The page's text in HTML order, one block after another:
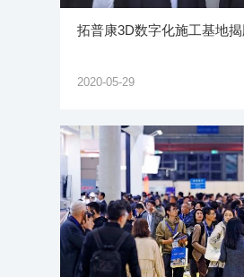
拓普康3D数字化施工基地
2020-05-29